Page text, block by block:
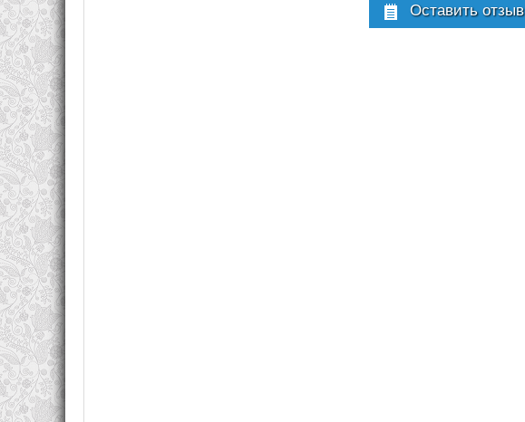
Оставить отзыв